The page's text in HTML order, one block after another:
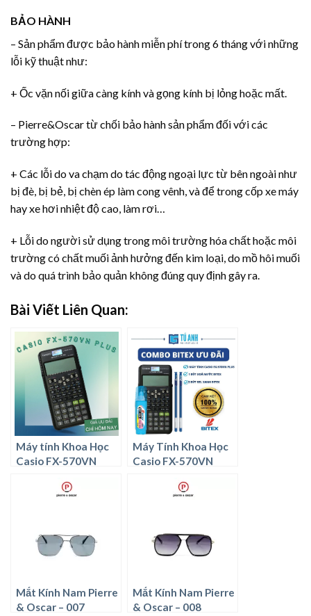
BẢO HÀNH
– Sản phẩm được bảo hành miễn phí trong 6 tháng với những
lỗi kỹ thuật như:
+ Ốc vặn nối giữa càng kính và gọng kính bị lỏng hoặc mất.
– Pierre&Oscar từ chối bảo hành sản phẩm đối với các
trường hợp:
+ Các lỗi do va chạm do tác động ngoại lực từ bên ngoài như
bị đè, bị bẻ, bị chèn ép làm cong vênh, và để trong cốp xe máy
hay xe hơi nhiệt độ cao, làm rơi…
+ Lỗi do người sử dụng trong môi trường hóa chất hoặc môi
trường có chất muối ảnh hưởng đến kim loại, do mồ hôi muối
và do quá trình bảo quản không đúng quy định gây ra.
Bài Viết Liên Quan:
Máy tính Khoa Học
Casio FX-570VN
Máy Tính Khoa Học
Casio FX-570VN
Nước Bitex [1] + Bút
Mắt Kính Nam Pierre
& Oscar – 007
Mắt Kính Nam Pierre
& Oscar – 008